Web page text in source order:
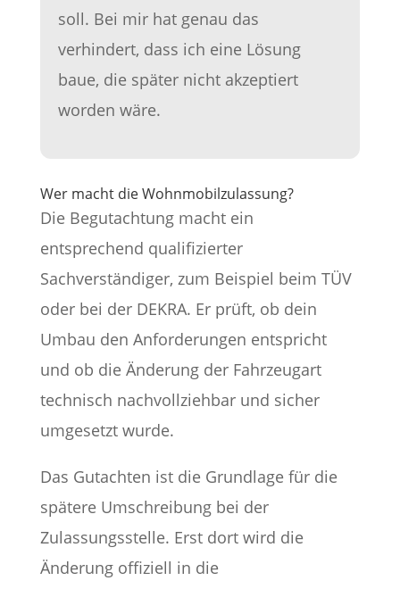
soll. Bei mir hat genau das
verhindert, dass ich eine Lösung
baue, die später nicht akzeptiert
worden wäre.
Wer macht die Wohnmobilzulassung?
Die Begutachtung macht ein
entsprechend qualifizierter
Sachverständiger, zum Beispiel beim TÜV
oder bei der DEKRA. Er prüft, ob dein
Umbau den Anforderungen entspricht
und ob die Änderung der Fahrzeugart
technisch nachvollziehbar und sicher
umgesetzt wurde.
Das Gutachten ist die Grundlage für die
spätere Umschreibung bei der
Zulassungsstelle. Erst dort wird die
Änderung offiziell in die